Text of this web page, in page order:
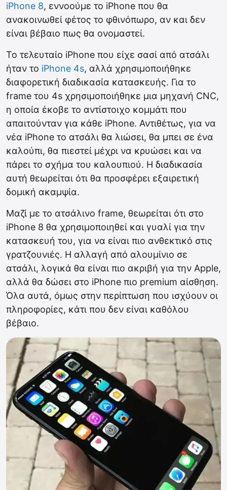
iPhone 8, εννοούμε το iPhone που θα
ανακοινωθεί φέτος το φθινόπωρο, αν και δεν
είναι βέβαιο πως θα ονομαστεί.
Το τελευταίο iPhone που είχε σασί από ατσάλι
ήταν το iPhone 4s, αλλά χρησιμοποιήθηκε
διαφορετική διαδικασία κατασκευής. Για το
frame του 4s χρησιμοποιήθηκε μια μηχανή CNC,
η οποία έκοβε το αντίστοιχο κομμάτι που
απαιτούνταν για κάθε iPhone. Αντιθέτως, για να
νέα iPhone το ατσάλι θα λιώσει, θα μπει σε ένα
καλούπι, θα πιεστεί μέχρι να κρυώσει και να
πάρει το σχήμα του καλουπιού. Η διαδικασία
αυτή θεωρείται ότι θα προσφέρει εξαιρετική
δομική ακαμψία.
Μαζί με το ατσάλινο frame, θεωρείται ότι στο
iPhone 8 θα χρησιμοποιηθεί και γυαλί για την
κατασκευή του, για να είναι πιο ανθεκτικό στις
γρατζουνιές. Η αλλαγή από αλουμίνιο σε
ατσάλι, λογικά θα είναι πιο ακριβή για την Apple,
αλλά θα δώσει στο iPhone πιο premium αίσθηση.
Όλα αυτά, όμως στην περίπτωση που ισχύουν οι
πληροφορίες, κάτι που δεν είναι καθόλου
βέβαιο.